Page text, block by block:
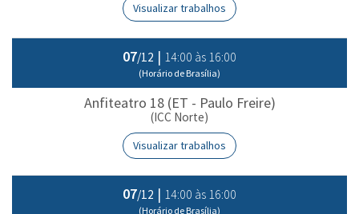
Visualizar trabalhos
07/12 | 14:00 às 16:00
(Horário de Brasília)
Anfiteatro 18 (ET - Paulo Freire)
(ICC Norte)
Visualizar trabalhos
07/12 | 14:00 às 16:00
(Horário de Brasília)